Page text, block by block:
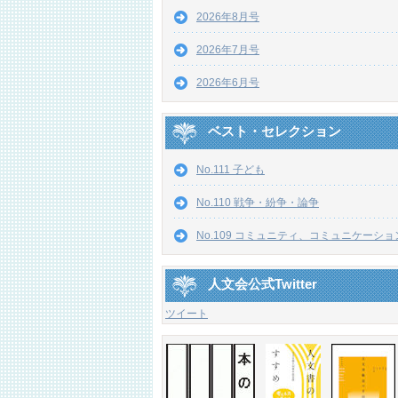
2026年8月号
2026年7月号
2026年6月号
ベスト・セレクション
No.111 子ども
No.110 戦争・紛争・論争
No.109 コミュニティ、コミュニケーショ
人文会公式Twitter
ツイート